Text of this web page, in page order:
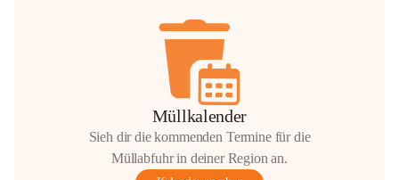
Müllkalender
Sieh dir die kommenden Termine für die
Müllabfuhr in deiner Region an.